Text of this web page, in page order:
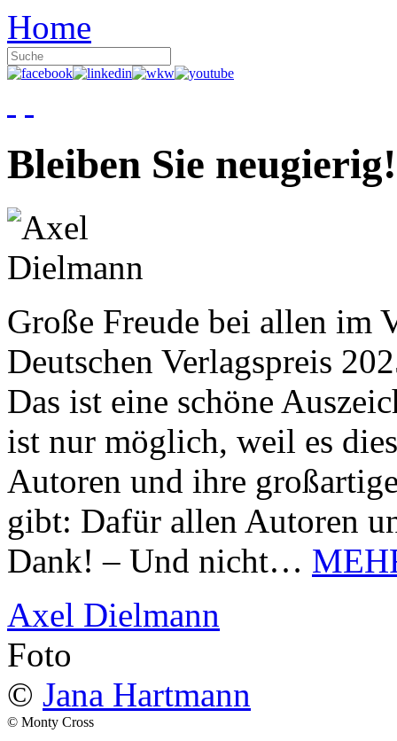
Home
Bleiben Sie neugierig!
Große Freude bei allen im
Deutschen Verlagspreis
Das ist eine schöne
ist nur möglich, weil es
Autoren und ihre
gibt: Dafür allen Autoren
Dank! – Und nicht…
Axel Dielmann
Foto
© Jana Hartmann
© Monty Cross